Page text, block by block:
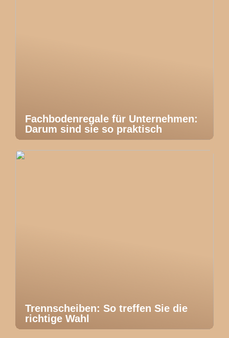
Fachbodenregale für Unternehmen:
Darum sind sie so praktisch
Trennscheiben: So treffen Sie die
richtige Wahl